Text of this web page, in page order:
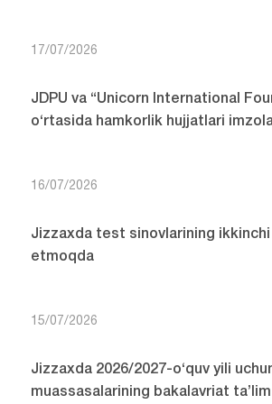
17/07/2026
JDPU va “Unicorn International
o‘rtasida hamkorlik hujjatlari
16/07/2026
Jizzaxda test sinovlarining ikkinchi
etmoqda
15/07/2026
Jizzaxda 2026/2027-o‘quv yili
muassasalarining bakalavriat